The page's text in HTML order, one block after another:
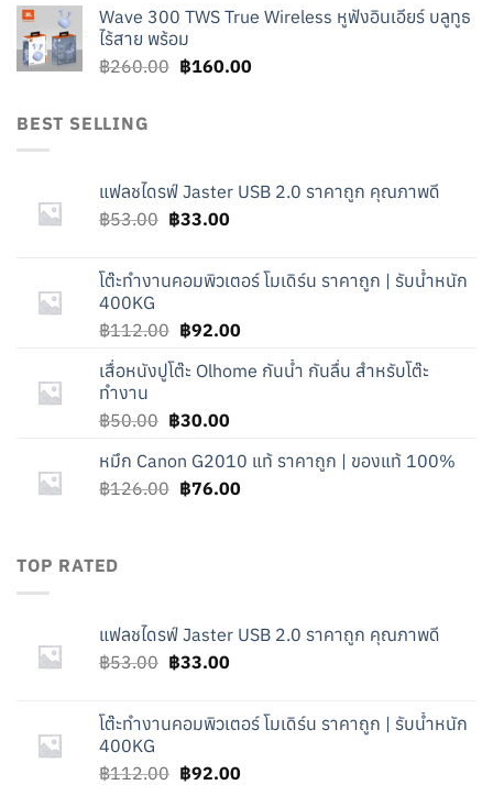
฿276.00.฿176.00.
Wave 300 TWS True Wireless หูฟังอินเอียร์ บลูทูธ
ไร้สาย พร้อม
฿260.00 Original
฿160.00Current
BEST SELLING
แฟลชไดรฟ์ Jaster USB 2.0 ราคาถูก คุณภาพดี
฿53.00 Original
฿53.00.
฿33.00Current
฿33.00.
โต๊ะทำงานคอมพิวเตอร์ โมเดิร์น ราคาถูก | รับน้ำหนัก
400KG
฿112.00 Original
was:
฿92.00Current
is:
เสื่อหนังปูโต๊ะ Olhome กันน้ำ กันลื่น สำหรับโต๊ะ
ทำงาน
฿50.00 Original
was:
฿50.00.
฿30.00Current
is:
฿30.00.
หมึก Canon G2010 แท้ ราคาถูก | ของแท้ 100%
฿126.00 Original
฿76.00Current
TOP RATED
แฟลชไดรฟ์ Jaster USB 2.0 ราคาถูก คุณภาพดี
฿53.00 Original
฿53.00.
฿33.00Current
฿33.00.
โต๊ะทำงานคอมพิวเตอร์ โมเดิร์น ราคาถูก | รับน้ำหนัก
400KG
฿112.00 Original
฿92.00Current